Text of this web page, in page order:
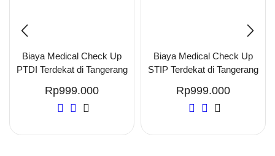
Biaya Medical Check Up
PTDI Terdekat di Tangerang
Rp999.000
Biaya Medical Check Up
STIP Terdekat di Tangerang
Rp999.000